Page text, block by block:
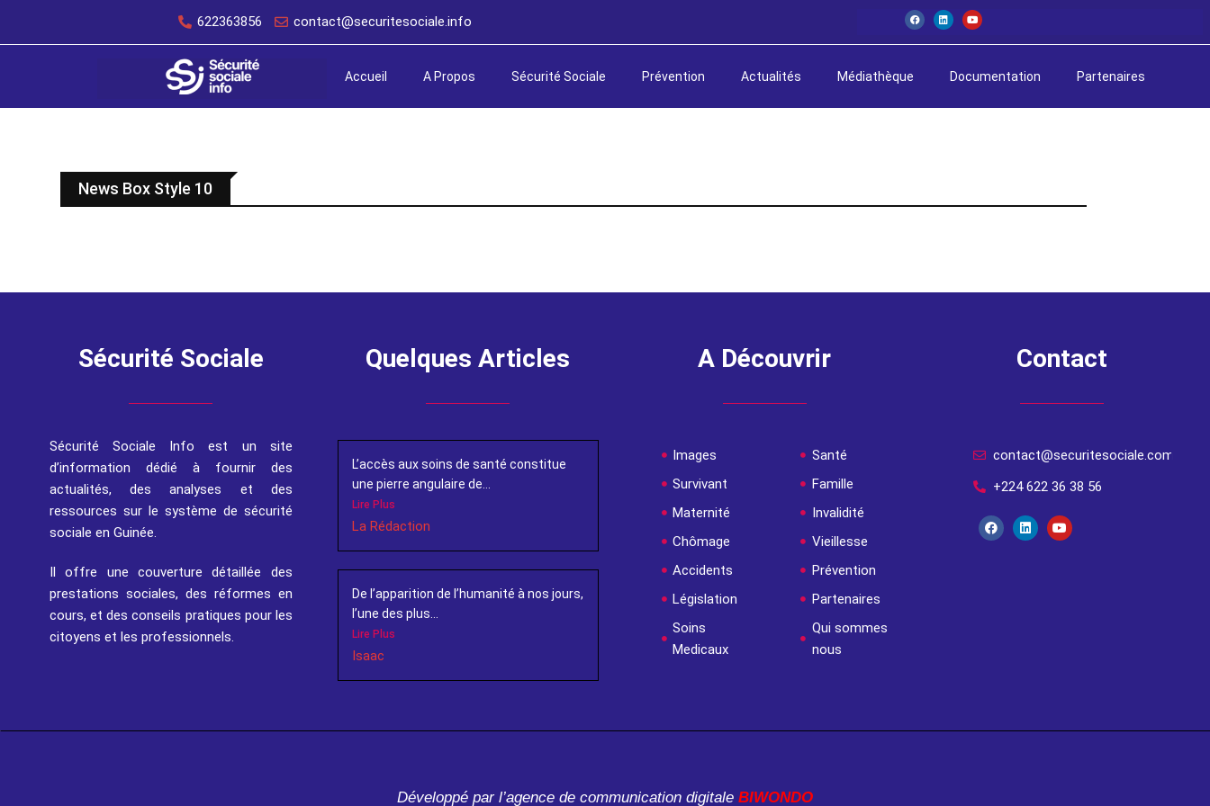
622363856 contact@securitesociale.info
Accueil A Propos Sécurité Sociale Prévention Actualités Médiathèque Documentation Partenaires
News Box Style 10
Sécurité Sociale
Sécurité Sociale Info est un site
d’information dédié à fournir des
actualités, des analyses et des
ressources sur le système de sécurité
sociale en Guinée.
Il offre une couverture détaillée des
prestations sociales, des réformes en
cours, et des conseils pratiques pour les
citoyens et les professionnels.
Quelques Articles
L’accès aux soins de santé constitue
une pierre angulaire de...
Lire Plus
La Rédaction
De l’apparition de l’humanité à nos jours,
l’une des plus...
Lire Plus
Isaac
A Découvrir
Images
Survivant
Maternité
Chômage
Accidents
Législation
Soins
Medicaux
Santé
Famille
Invalidité
Vieillesse
Prévention
Partenaires
Qui sommes
nous
Contact
contact@securitesociale.com
+224 622 36 38 56
Développé par l’agence de communication digitale BIWONDO